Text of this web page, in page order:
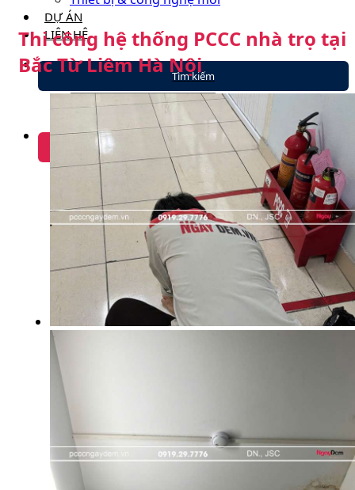
DỰ ÁN
LIÊN HỆ
Nhận báo giá
Thi công hệ thống PCCC nhà trọ tại
Bắc Từ Liêm Hà Nội